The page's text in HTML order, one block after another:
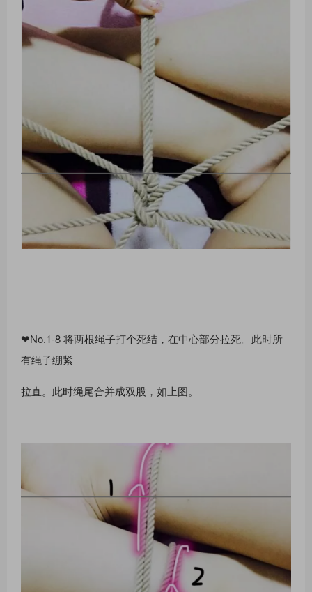
❤No.1-8 将两根绳⼦打个死结，在中⼼部分拉死。此时所
有绳⼦绷紧
拉直。此时绳尾合并成双股，如上图。